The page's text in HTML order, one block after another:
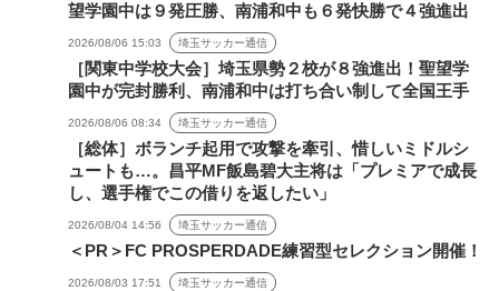
望学園中は９発圧勝、南浦和中も６発快勝で４強進出
2026/08/06 15:03 埼玉サッカー通信
［関東中学校大会］埼玉県勢２校が８強進出！聖望学
園中が完封勝利、南浦和中は打ち合い制して全国王手
2026/08/06 08:34 埼玉サッカー通信
［総体］ボランチ起用で攻撃を牽引、惜しいミドルシ
ュートも…。昌平MF飯島碧大主将は「プレミアで成長
し、選手権でこの借りを返したい」
2026/08/04 14:56 埼玉サッカー通信
＜PR＞FC PROSPERDADE練習型セレクション開催！
2026/08/03 17:51 埼玉サッカー通信